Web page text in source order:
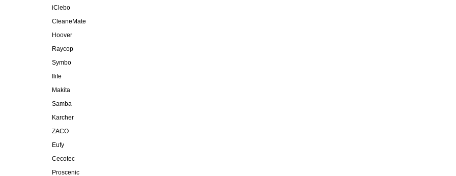
iClebo
CleaneMate
Hoover
Raycop
Symbo
Ilife
Makita
Samba
Karcher
ZACO
Eufy
Cecotec
Proscenic